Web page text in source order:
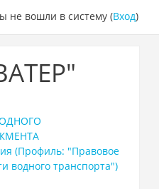
не вошли в систему (Вход)
(Профиль: "Правовое
водного транспорта")